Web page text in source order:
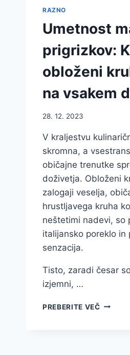
RAZNO
Umetnost
prigrizkov:
obloženi
na vsakem
28. 12. 2023
V kraljestvu
skromna, a
običajne trenutke
doživetja. Obloženi
zalogaji veselja,
hrustljavega kruha
neštetimi nadevi, so
italijansko poreklo in
senzacija.
Tisto, zaradi česar
izjemni, …
PREBERITE VEČ